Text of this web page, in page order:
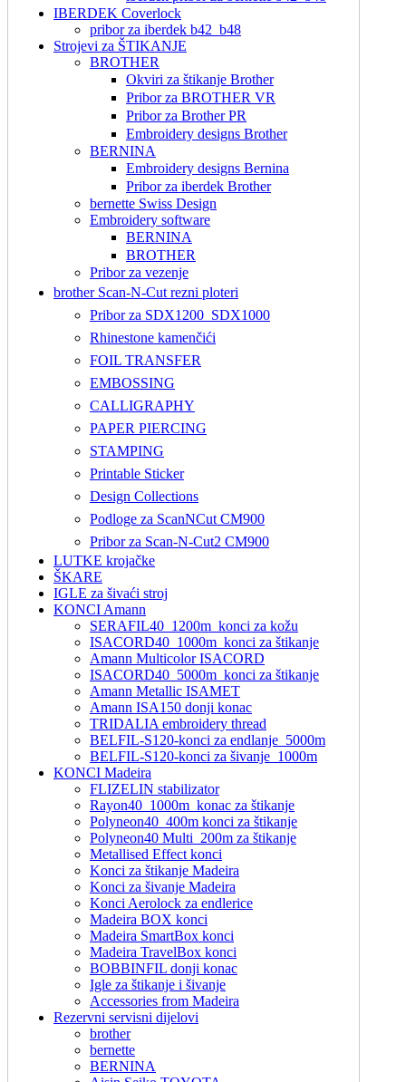
IBERDEK Coverlock
pribor za iberdek b42_b48
Strojevi za ŠTIKANJE
BROTHER
Okviri za štikanje Brother
Pribor za BROTHER VR
Pribor za Brother PR
Embroidery designs Brother
BERNINA
Embroidery designs Bernina
Pribor za iberdek Brother
bernette Swiss Design
Embroidery software
BERNINA
BROTHER
Pribor za vezenje
brother Scan-N-Cut rezni ploteri
Pribor za SDX1200_SDX1000
Rhinestone kamenčići
FOIL TRANSFER
EMBOSSING
CALLIGRAPHY
PAPER PIERCING
STAMPING
Printable Sticker
Design Collections
Podloge za ScanNCut CM900
Pribor za Scan-N-Cut2 CM900
LUTKE krojačke
ŠKARE
IGLE za šivaći stroj
KONCI Amann
SERAFIL40_1200m_konci za kožu
ISACORD40_1000m_konci za štikanje
Amann Multicolor ISACORD
ISACORD40_5000m_konci za štikanje
Amann Metallic ISAMET
Amann ISA150 donji konac
TRIDALIA embroidery thread
BELFIL-S120-konci za endlanje_5000m
BELFIL-S120-konci za šivanje_1000m
KONCI Madeira
FLIZELIN stabilizator
Rayon40_1000m_konac za štikanje
Polyneon40_400m konci za štikanje
Polyneon40 Multi_200m za štikanje
Metallised Effect konci
Konci za štikanje Madeira
Konci za šivanje Madeira
Konci Aerolock za endlerice
Madeira BOX konci
Madeira SmartBox konci
Madeira TravelBox konci
BOBBINFIL donji konac
Igle za štikanje i šivanje
Accessories from Madeira
Rezervni servisni dijelovi
brother
bernette
BERNINA